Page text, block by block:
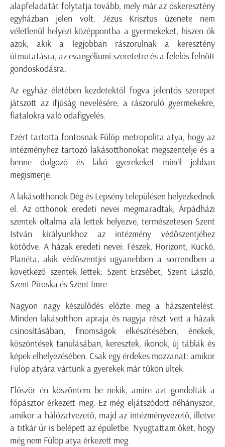
alapfeladatát folytatja tovább, mely már az őskeresztény
egyházban jelen volt. Jézus Krisztus üzenete nem
véletlenül helyezi középpontba a gyermekeket, hiszen ők
azok, akik a legjobban rászorulnak a keresztény
útmutatásra, az evangéliumi szeretetre és a felelős felnőtt
gondoskodásra.
Az egyház életében kezdetektől fogva jelentős szerepet
játszott az ifjúság nevelésére, a rászoruló gyermekekre,
fiatalokra való odafigyelés.
Ezért tartotta fontosnak Fülöp metropolita atya, hogy az
intézményhez tartozó lakásotthonokat megszentelje és a
benne dolgozó és lakó gyerekeket minél jobban
megismerje.
A lakásotthonok Dég és Lepsény településen helyezkednek
el. Az otthonok eredeti nevei megmaradtak, Árpádházi
szentek oltalma alá lettek helyezve, természetesen Szent
István királyunkhoz az intézmény védőszentjéhez
kötődve. A házak eredeti nevei: Fészek, Horizont, Kuckó,
Planéta, akik védőszentjei ugyanebben a sorrendben a
következő szentek lettek: Szent Erzsébet, Szent László,
Szent Piroska és Szent Imre.
Nagyon nagy készülődés előzte meg a házszentelést.
Minden lakásotthon apraja és nagyja részt vett a házak
csinosításában, finomságok elkészítésében, énekek,
köszöntések tanulásában, keresztek, ikonok, új táblák és
képek elhelyezésében. Csak egy érdekes mozzanat: amikor
Fülöp atyára vártunk a gyerekek már tűkön ültek.
Először én köszöntem be nekik, amire azt gondolták a
főpásztor érkezett meg. Ez még eljátszódott néhányszor,
amikor a hálózatvezető, majd az intézményvezető, illetve
a titkár úr is belépett az épületbe. Nyugtattam őket, hogy
még nem Fülöp atya érkezett meg.